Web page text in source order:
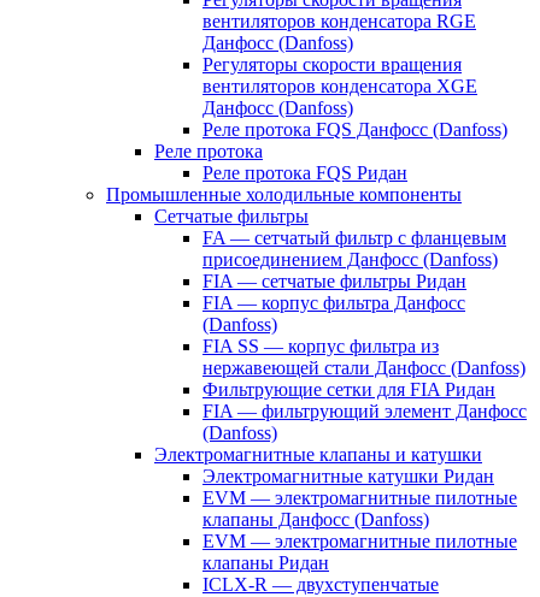
вентиляторов конденсатора RGE
Данфосс (Danfoss)
Регуляторы скорости вращения
вентиляторов конденсатора XGE
Данфосс (Danfoss)
Реле протока FQS Данфосс (Danfoss)
Реле протока
Реле протока FQS Ридан
Промышленные холодильные компоненты
Сетчатые фильтры
FA — сетчатый фильтр с фланцевым
присоединением Данфосс (Danfoss)
FIA — сетчатые фильтры Ридан
FIA — корпус фильтра Данфосс
(Danfoss)
FIA SS — корпус фильтра из
нержавеющей стали Данфосс (Danfoss)
Фильтрующие сетки для FIA Ридан
FIA — фильтрующий элемент Данфосс
(Danfoss)
Электромагнитные клапаны и катушки
Электромагнитные катушки Ридан
EVM — электромагнитные пилотные
клапаны Данфосс (Danfoss)
EVM — электромагнитные пилотные
клапаны Ридан
ICLX-R — двухступенчатые